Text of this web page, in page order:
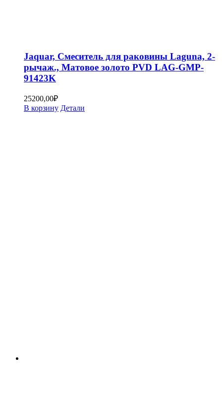
Jaquar, Смеситель для раковины Laguna, 2-
рычаж., Матовое золото PVD LAG-GMP-
91423K
25200,00₽
В корзину Детали